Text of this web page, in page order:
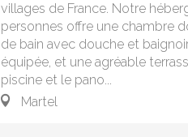
villages de France. Notre
personnes offre une chambre
de bain avec douche et
équipée, et une agréable
piscine et le pano...
Martel